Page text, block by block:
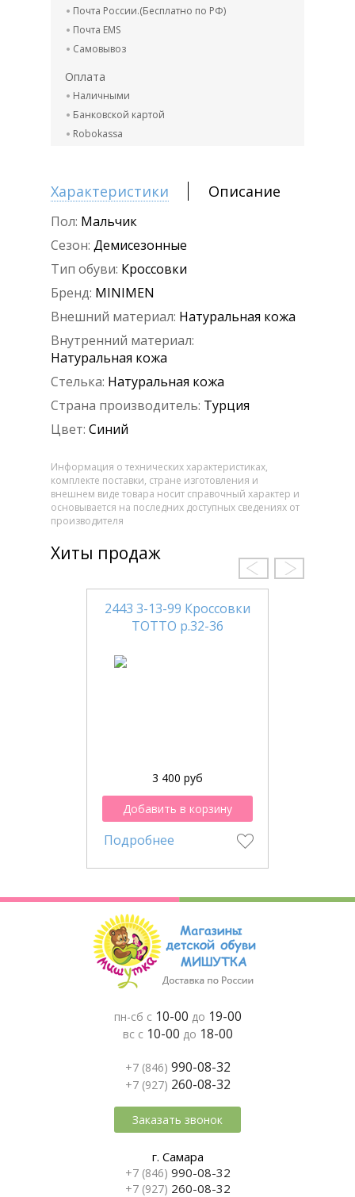
Почта России.(Бесплатно по РФ)
Почта EMS
Самовывоз
Оплата
Наличными
Банковской картой
Robokassa
Характеристики Описание
Пол: Мальчик
Сезон: Демисезонные
Тип обуви: Кроссовки
Бренд: MINIMEN
Внешний материал: Натуральная кожа
Внутренний материал:
Натуральная кожа
Стелька: Натуральная кожа
Страна производитель: Турция
Цвет: Синий
Информация о технических характеристиках,
комплекте поставки, стране изготовления и
внешнем виде товара носит справочный характер и
основывается на последних доступных сведениях от
производителя
Хиты продаж
2443 3-13-99 Кроссовки
ТОТТО р.32-36
3 400 руб
Добавить в корзину
Подробнее
пн-сб с 10-00 до 19-00
вс с 10-00 до 18-00
+7 (846) 990-08-32
+7 (927) 260-08-32
Заказать звонок
г. Самара
+7 (846) 990-08-32
+7 (927) 260-08-32